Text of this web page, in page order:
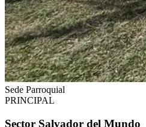
Sede Parroquial
PRINCIPAL
Sector Salvador del Mundo